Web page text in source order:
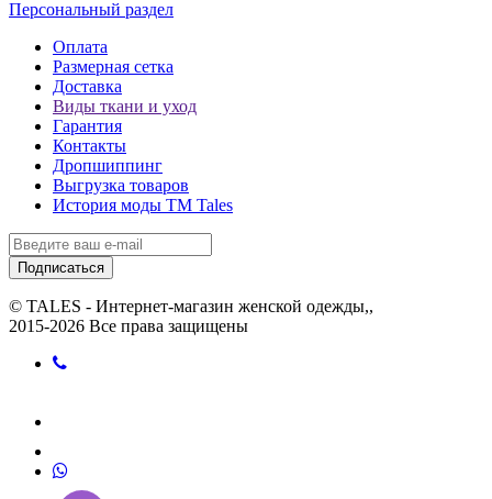
Персональный раздел
Оплата
Размерная сетка
Доставка
Виды ткани и уход
Гарантия
Контакты
Дропшиппинг
Выгрузка товаров
История моды ТМ Tales
Подписаться
© TALES - Интернет-магазин женской одежды,,
2015-2026 Все права защищены